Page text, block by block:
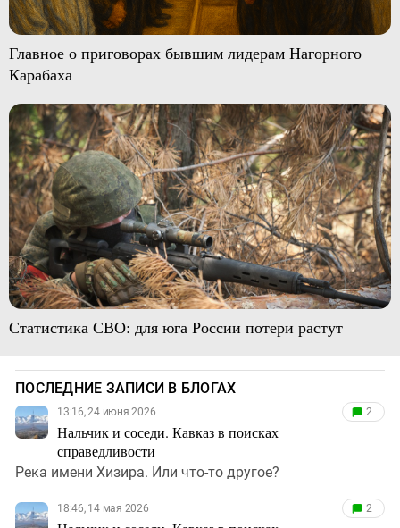
Главное о приговорах бывшим лидерам Нагорного
Карабаха
Статистика СВО: для юга России потери растут
ПОСЛЕДНИЕ ЗАПИСИ В БЛОГАХ
13:16, 24 июня 2026
Нальчик и соседи. Кавказ в поисках
справедливости
2
Река имени Хизира. Или что-то другое?
18:46, 14 мая 2026 2